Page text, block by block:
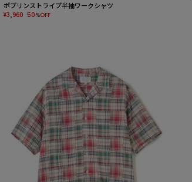
ポプリンストライプ半袖ワークシャツ
¥3,960 50%OFF